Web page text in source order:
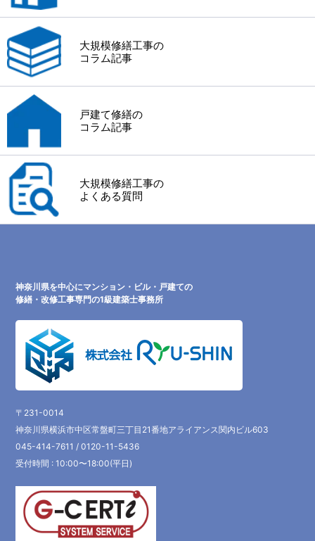
大規模修繕工事の
コラム記事
戸建て修繕の
コラム記事
大規模修繕工事の
よくある質問
神奈川県を中心にマンション・ビル・戸建ての
修繕・改修工事専門の1級建築士事務所
〒231-0014
神奈川県横浜市中区常盤町三丁目21番地アライアンス関内ビル603
045-414-7611 / 0120-11-5436
受付時間 : 10:00〜18:00(平日)